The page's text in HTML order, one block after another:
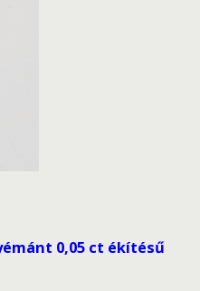
0,05 ct ékítésű